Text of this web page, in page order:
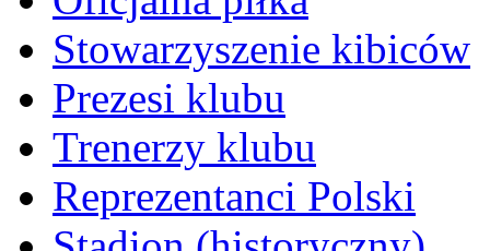
Stowarzyszenie kibiców
Prezesi klubu
Trenerzy klubu
Reprezentanci Polski